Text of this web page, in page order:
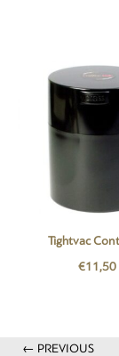
Tightvac
€11,50
← PREVIOUS